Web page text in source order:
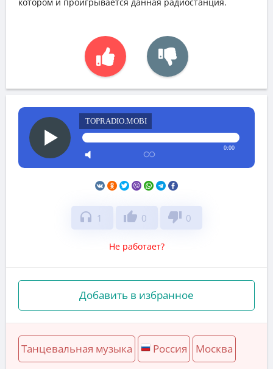
TOPRADIO.MOBI
0:00
headphones 1 thumb_up 0 thumb_down 0
Не работает?
Добавить в избранное
Танцевальная музыка Россия Москва